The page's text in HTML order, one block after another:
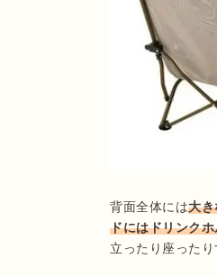
背面全体には大
ドにはドリンク